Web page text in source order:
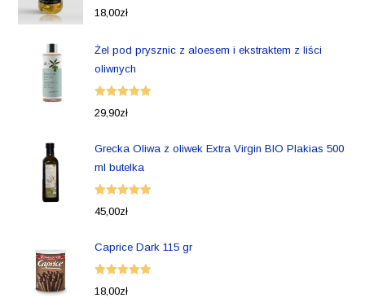
Oceniono
18,00zł
Żel pod prysznic z aloesem i ekstraktem z liści
oliwnych
Oceniono
29,90zł
Grecka Oliwa z oliwek Extra Virgin BIO Plakias 500
ml butelka
Oceniono
45,00zł
Caprice Dark 115 gr
Oceniono
18,00zł